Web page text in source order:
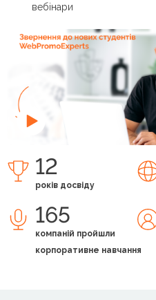
вебінари
12
років досвіду
165
компаній пройшли
корпоративне навчання